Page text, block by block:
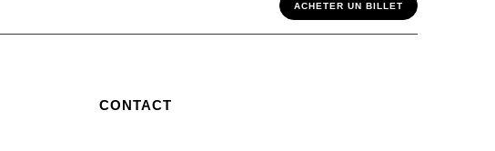
ACHETER UN BILLET
CONTACT